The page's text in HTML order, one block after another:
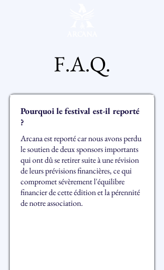
F.A.Q.
Pourquoi le festival est-il reporté
?
Arcana est reporté car nous avons perdu
le soutien de deux sponsors importants
qui ont dû se retirer suite à une révision
de leurs prévisions financières, ce qui
compromet sévèrement l'équilibre
financier de cette édition et la pérennité
de notre association.